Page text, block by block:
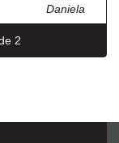
Daniela
2